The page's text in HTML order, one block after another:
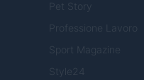
Pet Story
Professione Lavoro
Sport Magazine
Style24